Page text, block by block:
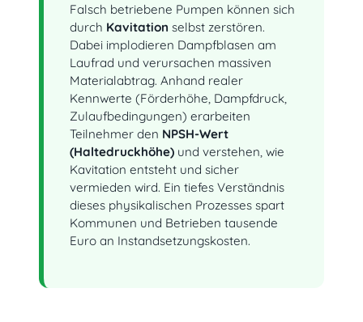
Falsch betriebene Pumpen können sich
durch Kavitation selbst zerstören.
Dabei implodieren Dampfblasen am
Laufrad und verursachen massiven
Materialabtrag. Anhand realer
Kennwerte (Förderhöhe, Dampfdruck,
Zulaufbedingungen) erarbeiten
Teilnehmer den NPSH-Wert
(Haltedruckhöhe) und verstehen, wie
Kavitation entsteht und sicher
vermieden wird. Ein tiefes Verständnis
dieses physikalischen Prozesses spart
Kommunen und Betrieben tausende
Euro an Instandsetzungskosten.